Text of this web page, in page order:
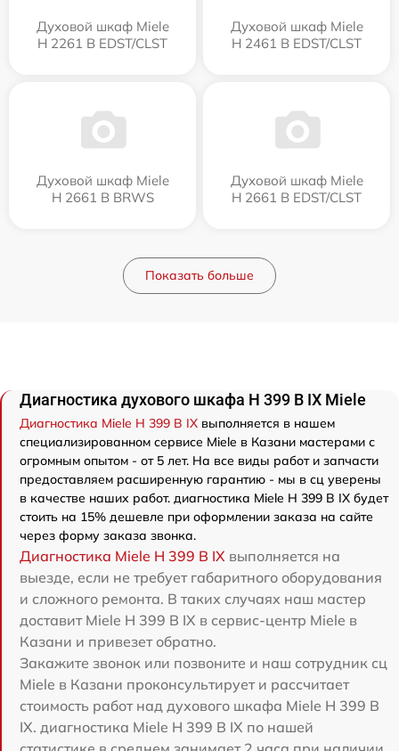
Духовой шкаф Miele
H 2261 B EDST/CLST
Духовой шкаф Miele
H 2461 B EDST/CLST
Духовой шкаф Miele
H 2661 B BRWS
Духовой шкаф Miele
H 2661 B EDST/CLST
Показать больше
Диагностика духового шкафа H 399 B IX Miele
Диагностика Miele H 399 B IX выполняется в нашем
специализированном сервисе Miele в Казани мастерами с
огромным опытом - от 5 лет. На все виды работ и запчасти
предоставляем расширенную гарантию - мы в сц уверены
в качестве наших работ. диагностика Miele H 399 B IX будет
стоить на 15% дешевле при оформлении заказа на сайте
через форму заказа звонка.
Диагностика Miele H 399 B IX выполняется на
выезде, если не требует габаритного оборудования
и сложного ремонта. В таких случаях наш мастер
доставит Miele H 399 B IX в сервис-центр Miele в
Казани и привезет обратно.
Закажите звонок или позвоните и наш сотрудник сц
Miele в Казани проконсультирует и рассчитает
стоимость работ над духового шкафа Miele H 399 B
IX. диагностика Miele H 399 B IX по нашей